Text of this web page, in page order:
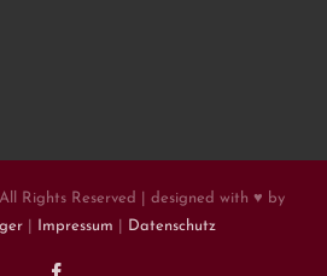
Rights Reserved | designed with ♥ by
Impressum Datenschutz